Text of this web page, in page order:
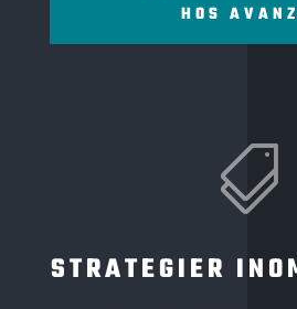
HOS

STRATEGIER